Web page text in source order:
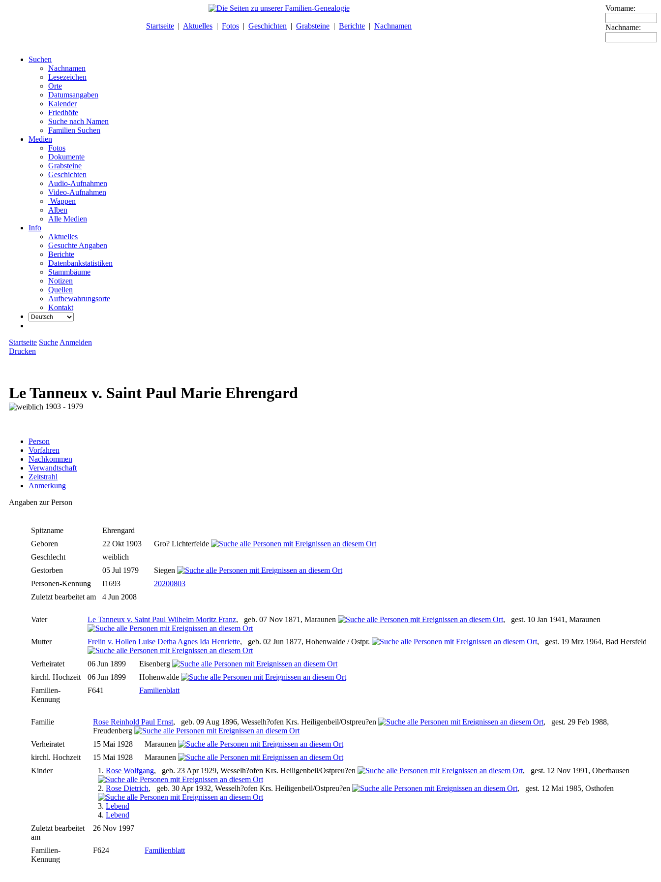
Startseite | Aktuelles | Fotos | Geschichten | Grabsteine | Berichte | Nachnamen
Vorname:
Nachname:
Suchen
Nachnamen
Lesezeichen
Orte
Datumsangaben
Kalender
Friedhöfe
Suche nach Namen
Familien Suchen
Medien
Fotos
Dokumente
Grabsteine
Geschichten
Audio-Aufnahmen
Video-Aufnahmen
Wappen
Alben
Alle Medien
Info
Aktuelles
Gesuchte Angaben
Berichte
Datenbankstatistiken
Stammbäume
Notizen
Quellen
Aufbewahrungsorte
Kontakt
Startseite Suche Anmelden
Drucken
Le Tanneux v. Saint Paul Marie Ehrengard
1903 - 1979
Person
Vorfahren
Nachkommen
Verwandtschaft
Zeitstrahl
Anmerkung
Angaben zur Person
Spitzname
Ehrengard
Geboren
22 Okt 1903
Gro? Lichterfelde
Geschlecht
weiblich
Gestorben
05 Jul 1979
Siegen
Personen-Kennung
I1693
20200803
Zuletzt bearbeitet am
4 Jun 2008
Vater Le Tanneux v. Saint Paul Wilhelm Moritz Franz, geb. 07 Nov 1871, Maraunen , gest. 10 Jan 1941, Maraunen
Mutter Freiin v. Hollen Luise Detha Agnes Ida Henriette, geb. 02 Jun 1877, Hohenwalde / Ostpr. , gest. 19 Mrz 1964, Bad Hersfeld
Verheiratet 06 Jun 1899
Eisenberg
kirchl. Hochzeit
06 Jun 1899
Hohenwalde
Familien-
Kennung
F641 Familienblatt
Familie Rose Reinhold Paul Ernst, geb. 09 Aug 1896, Wesselh?ofen Krs. Heiligenbeil/Ostpreu?en
, gest. 29 Feb 1988,
Freudenberg
Verheiratet
15 Mai 1928
Maraunen
kirchl. Hochzeit
15 Mai 1928
Maraunen
Kinder
1. Rose Wolfgang, geb. 23 Apr 1929, Wesselh?ofen Krs. Heiligenbeil/Ostpreu?en , gest. 12 Nov 1991, Oberhausen
2. Rose Dietrich, geb. 30 Apr 1932, Wesselh?ofen Krs. Heiligenbeil/Ostpreu?en , gest. 12 Mai 1985, Osthofen
3. Lebend
4. Lebend
Zuletzt bearbeitet
am
26 Nov 1997
Familien-
Kennung
F624 Familienblatt